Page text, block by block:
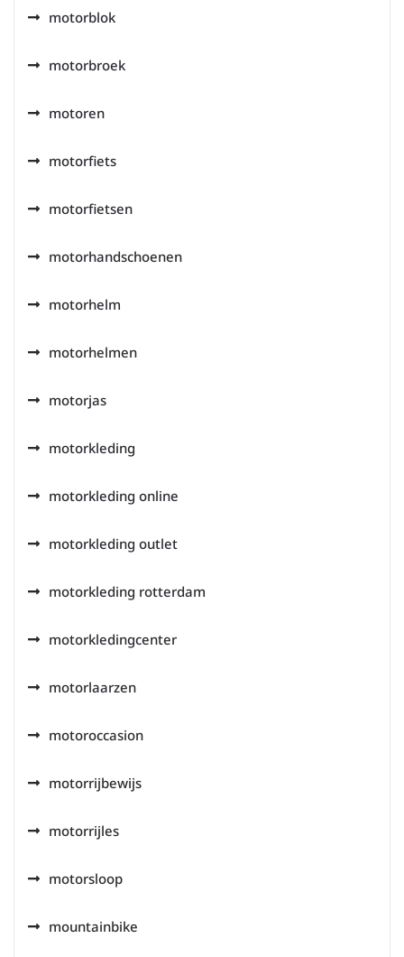
motorblok
motorbroek
motoren
motorfiets
motorfietsen
motorhandschoenen
motorhelm
motorhelmen
motorjas
motorkleding
motorkleding online
motorkleding outlet
motorkleding rotterdam
motorkledingcenter
motorlaarzen
motoroccasion
motorrijbewijs
motorrijles
motorsloop
mountainbike